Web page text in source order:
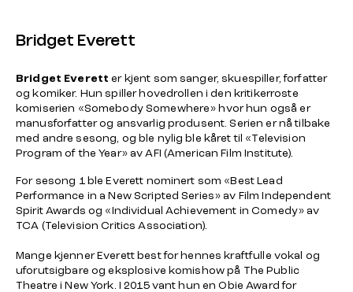
Bridget Everett
Bridget Everetter kjent som sanger, skuespiller, forfatter
og komiker. Hun spiller hovedrollen i den kritikerroste
komiserien «Somebody Somewhere» hvor hun også er
manusforfatter og ansvarlig produsent. Serien er nå tilbake
med andre sesong, og ble nylig ble kåret til «Television
Program of the Year» av AFI (American Film Institute).
For sesong 1 ble Everett nominert som «Best Lead
Performance in a New Scripted Series» av Film Independent
Spirit Awards og «Individual Achievement in Comedy» av
TCA (Television Critics Association).
Mange kjenner Everett best for hennes kraftfulle vokal og
uforutsigbare og eksplosive komishow på The Public
Theatre i New York. I 2015 vant hun en Obie Award for